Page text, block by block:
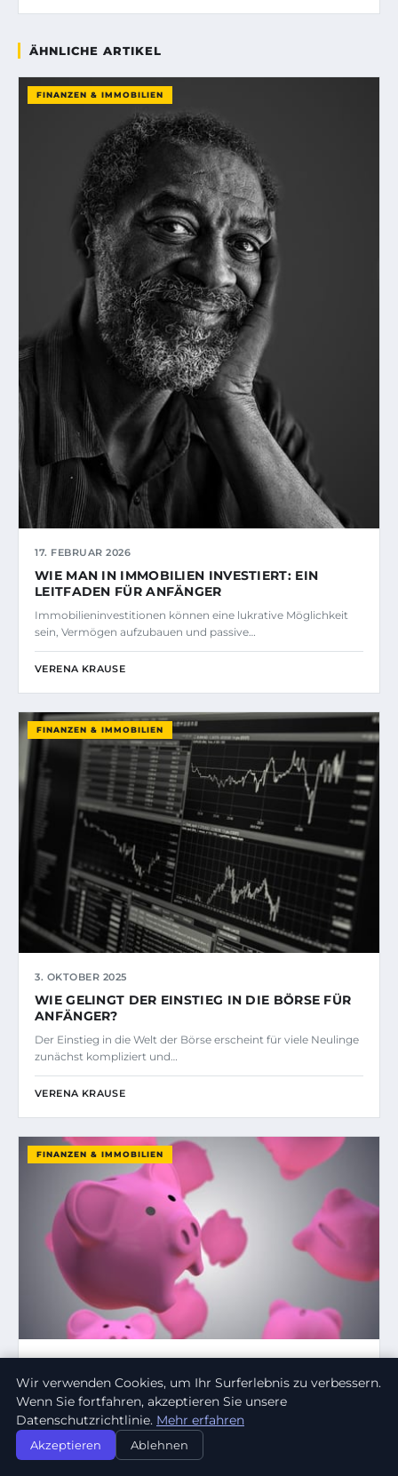
ÄHNLICHE ARTIKEL
FINANZEN & IMMOBILIEN
17. FEBRUAR 2026
WIE MAN IN IMMOBILIEN INVESTIERT: EIN
LEITFADEN FÜR ANFÄNGER
Immobilieninvestitionen können eine lukrative Möglichkeit
sein, Vermögen aufzubauen und passive…
VERENA KRAUSE
FINANZEN & IMMOBILIEN
3. OKTOBER 2025
WIE GELINGT DER EINSTIEG IN DIE BÖRSE FÜR
ANFÄNGER?
Der Einstieg in die Welt der Börse erscheint für viele Neulinge
zunächst kompliziert und…
VERENA KRAUSE
FINANZEN & IMMOBILIEN
WAS SIND DIE HÄUFIGSTEN FEHLER BEI DER
ALTERSVORSORGE?
In einer Zeit, in der die finanzielle Absicherung im Alter immer
wichtiger wird, stellen viele…
Wir verwenden Cookies, um Ihr Surferlebnis zu verbessern.
Wenn Sie fortfahren, akzeptieren Sie unsere
Datenschutzrichtlinie. Mehr erfahren
Akzeptieren Ablehnen